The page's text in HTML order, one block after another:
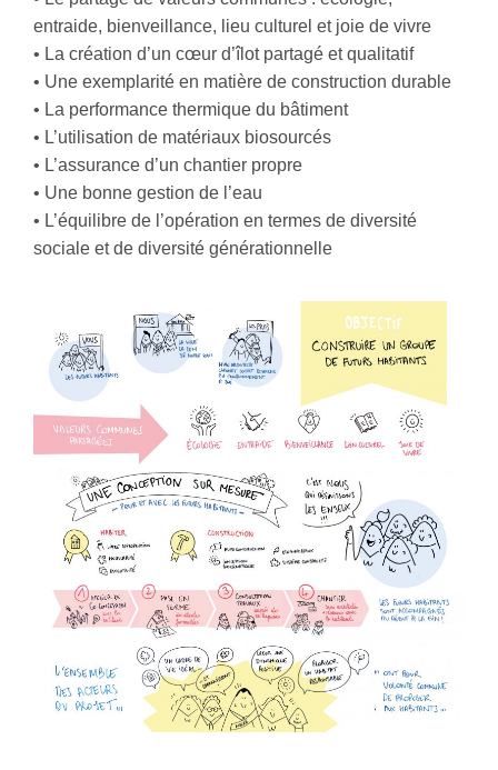
entraide, bienveillance, lieu culturel et joie de vivre
• La création d’un cœur d’îlot partagé et qualitatif
• Une exemplarité en matière de construction durable
• La performance thermique du bâtiment
• L’utilisation de matériaux biosourcés
• L’assurance d’un chantier propre
• Une bonne gestion de l’eau
• L’équilibre de l’opération en termes de diversité
sociale et de diversité générationnelle